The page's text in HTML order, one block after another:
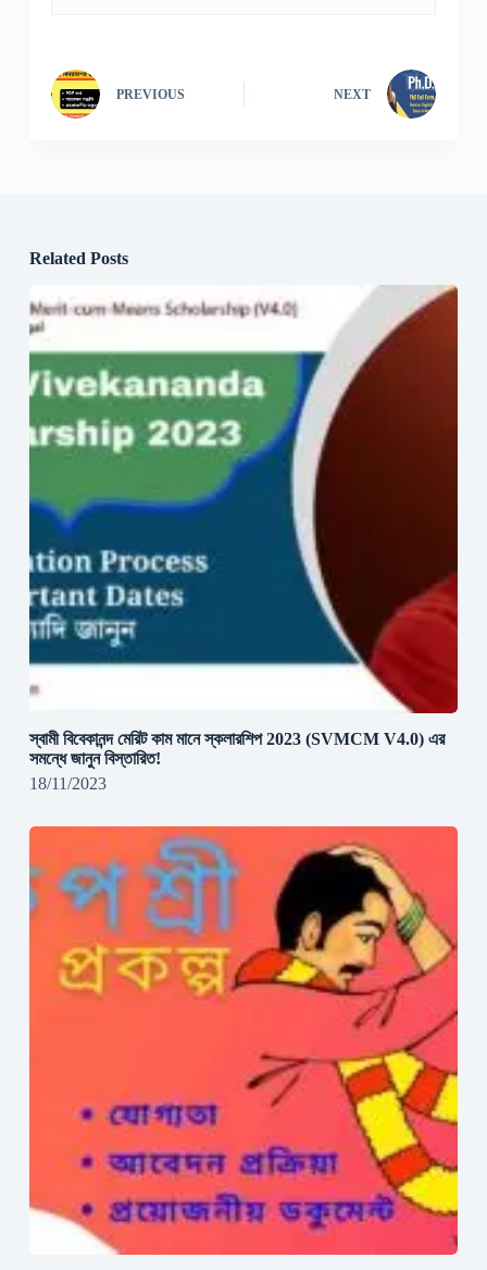
PREVIOUS NEXT
Related Posts
স্বামী বিবেকানন্দ মেরিট কাম মানে স্কলারশিপ 2023 (SVMCM V4.0) এর
সমন্ধে জানুন বিস্তারিত!
18/11/2023